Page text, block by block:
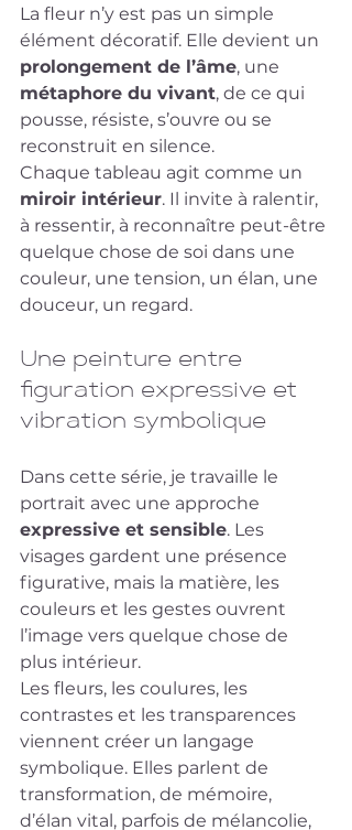
La fleur n’y est pas un simple
élément décoratif. Elle devient un
prolongement de l’âme, une
métaphore du vivant, de ce qui
pousse, résiste, s’ouvre ou se
reconstruit en silence.
Chaque tableau agit comme un
miroir intérieur. Il invite à ralentir,
à ressentir, à reconnaître peut-être
quelque chose de soi dans une
couleur, une tension, un élan, une
douceur, un regard.
Une peinture entre
figuration expressive et
vibration symbolique
Dans cette série, je travaille le
portrait avec une approche
expressive et sensible. Les
visages gardent une présence
figurative, mais la matière, les
couleurs et les gestes ouvrent
l’image vers quelque chose de
plus intérieur.
Les fleurs, les coulures, les
contrastes et les transparences
viennent créer un langage
symbolique. Elles parlent de
transformation, de mémoire,
d’élan vital, parfois de mélancolie,